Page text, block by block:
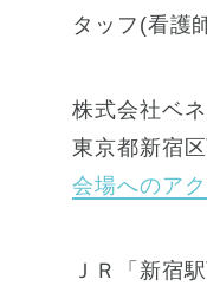
タッフ(看護
株式会社ベ
東京都新宿
会場へのア
ＪＲ「新宿